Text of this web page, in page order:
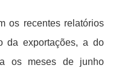
os recentes relatórios
da exportações, a do
os meses de junho